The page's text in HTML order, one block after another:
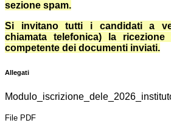
sezione spam.
Si invitano tutti i candidati a
chiamata telefonica) la
competente dei documenti inviati.
Allegati
File PDF